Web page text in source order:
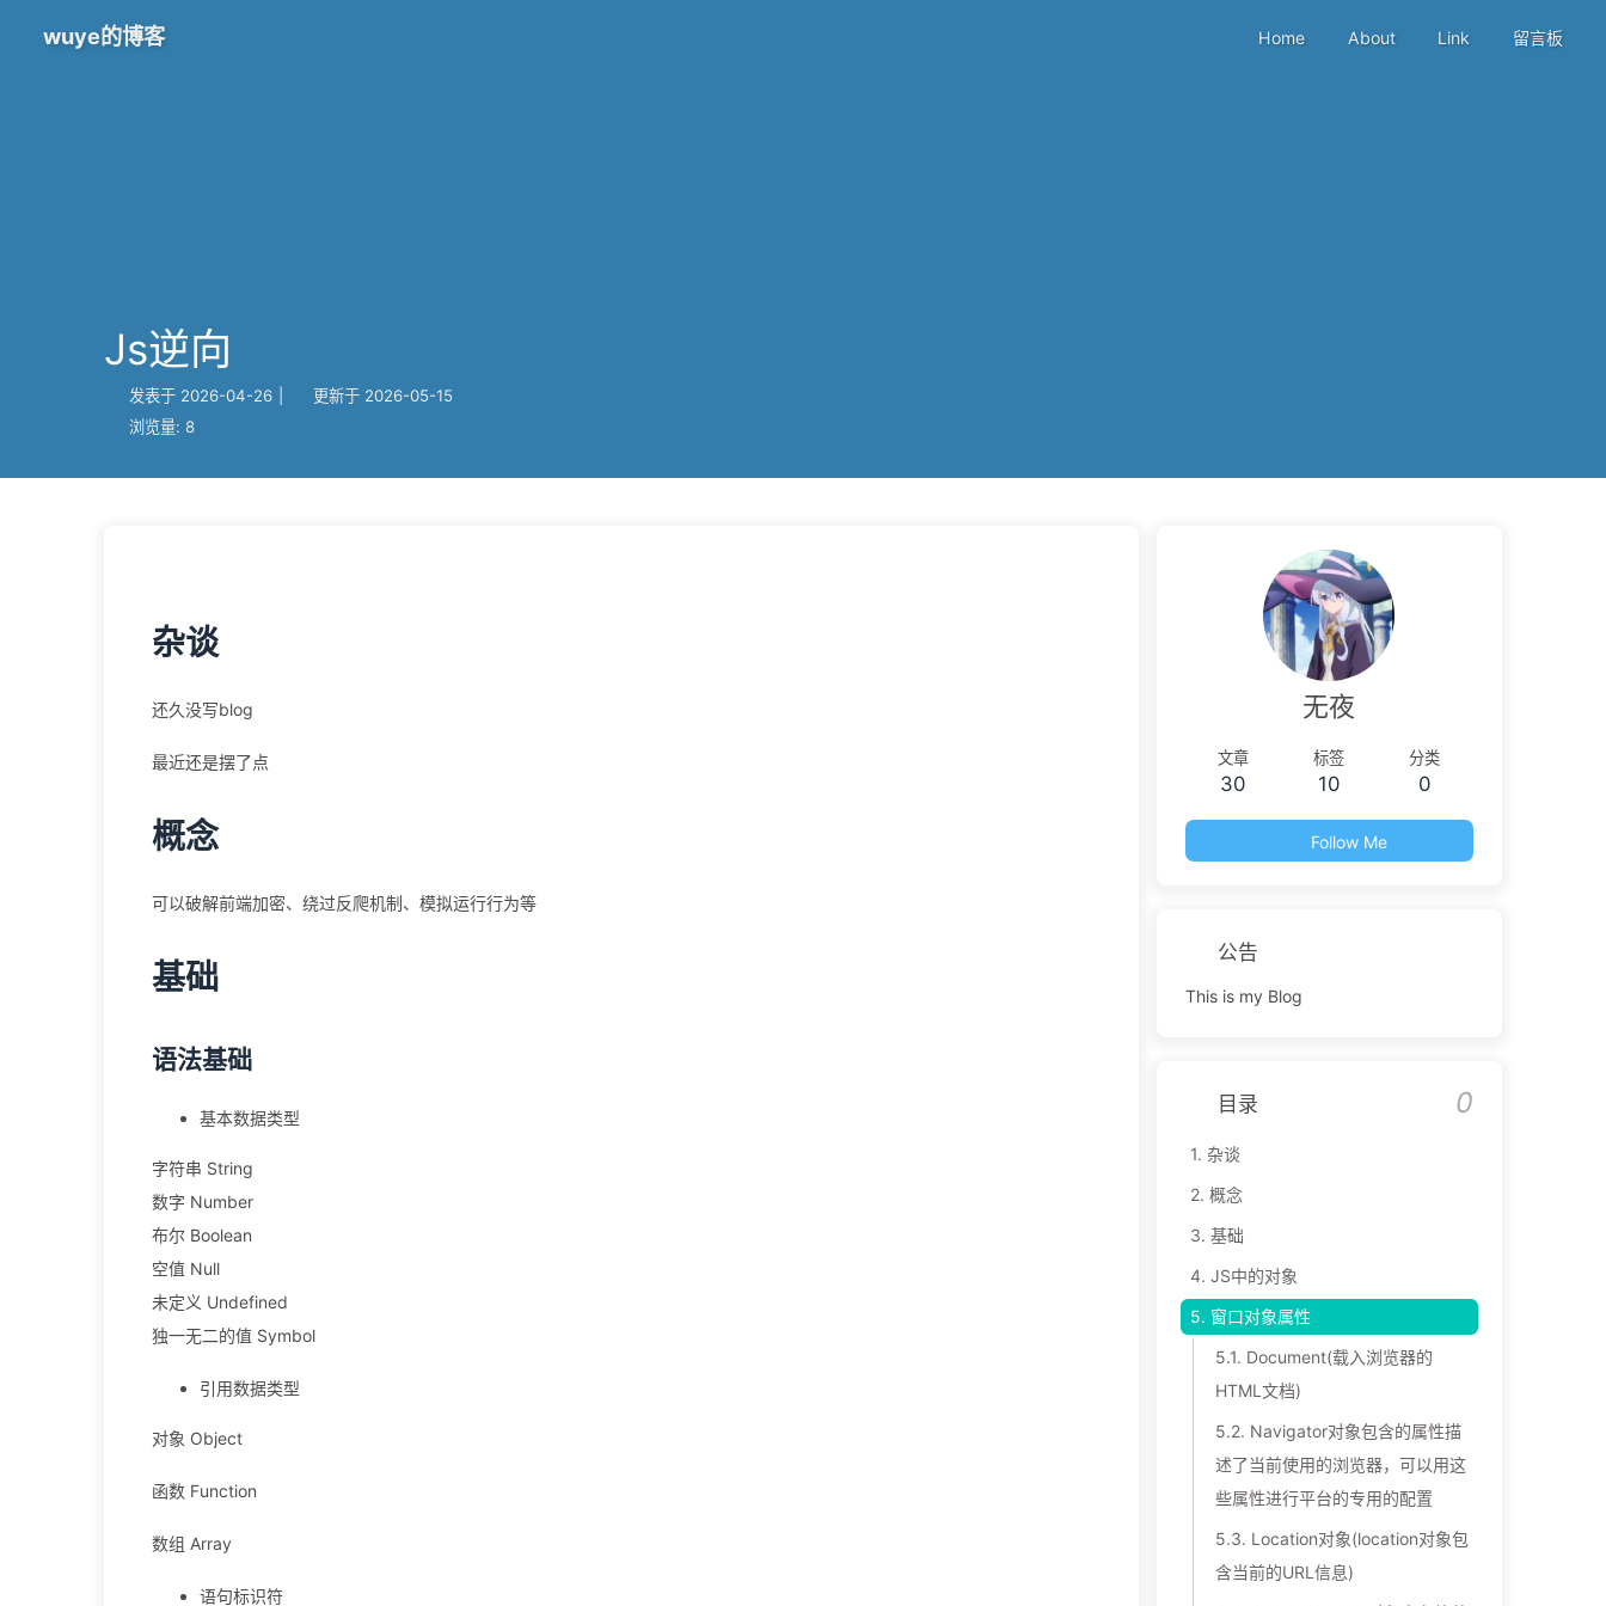
wuye的博客 Home About Link 留言板
Js逆向
发表于 2026-04-26 更新于 2026-05-15
浏览量: 8
杂谈
还久没写blog
最近还是摆了点
概念
可以破解前端加密、绕过反爬机制、模拟运行行为等
基础
语法基础
基本数据类型
字符串 String
数字 Number
布尔 Boolean
空值 Null
未定义 Undefined
独一无二的值 Symbol
引用数据类型
对象 Object
函数 Function
数组 Array
语句标识符
无夜
文章
30
标签
10
分类
0
Follow Me
公告
This is my Blog
目录 0
1. 杂谈
2. 概念
3. 基础
4. JS中的对象
5. 窗口对象属性
5.1. Document(载入浏览器的
HTML文档)
5.2. Navigator对象包含的属性描
述了当前使用的浏览器，可以用这
些属性进行平台的专用的配置
5.3. Location对象(location对象包
含当前的URL信息)